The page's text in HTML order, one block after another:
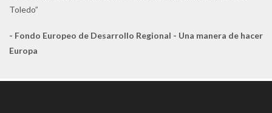
Toledo”
- Fondo Europeo de Desarrollo Regional - Una manera de hacer
Europa